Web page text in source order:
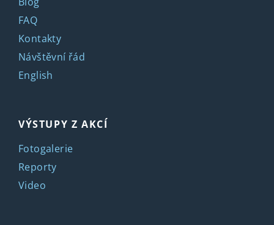
FAQ
Kontakty
Návštěvní řád
English
VÝSTUPY Z AKCÍ
Fotogalerie
Reporty
Video